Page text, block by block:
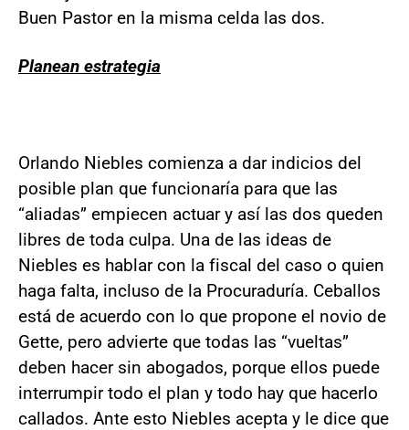
Buen Pastor en la misma celda las dos.
Planean estrategia
Orlando Niebles comienza a dar indicios del
posible plan que funcionaría para que las
“aliadas” empiecen actuar y así las dos queden
libres de toda culpa. Una de las ideas de
Niebles es hablar con la fiscal del caso o quien
haga falta, incluso de la Procuraduría. Ceballos
está de acuerdo con lo que propone el novio de
Gette, pero advierte que todas las “vueltas”
deben hacer sin abogados, porque ellos puede
interrumpir todo el plan y todo hay que hacerlo
callados. Ante esto Niebles acepta y le dice que